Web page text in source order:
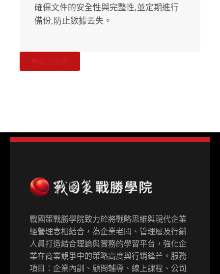
確保文件的安全性與完整性,並定期進行
備份,防止數據丟失。
戰國策戰勝學院致力於將戰略思維與現代企業
經營理念相結合，為企業老闆、管理層及行銷
人員打造結合理論與實務的學習平台，強化企
業在商業競爭中的策略高度與行銷鋒芒。服務
項目：企業內訓、顧問輔導、線上課程、公司